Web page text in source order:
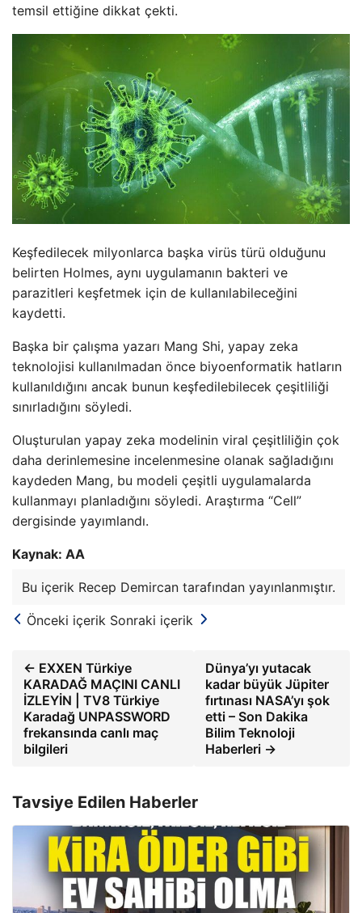
temsil ettiğine dikkat çekti.
Keşfedilecek milyonlarca başka virüs türü olduğunu
belirten Holmes, aynı uygulamanın bakteri ve
parazitleri keşfetmek için de kullanılabileceğini
kaydetti.
Başka bir çalışma yazarı Mang Shi, yapay zeka
teknolojisi kullanılmadan önce biyoenformatik hatların
kullanıldığını ancak bunun keşfedilebilecek çeşitliliği
sınırladığını söyledi.
Oluşturulan yapay zeka modelinin viral çeşitliliğin çok
daha derinlemesine incelenmesine olanak sağladığını
kaydeden Mang, bu modeli çeşitli uygulamalarda
kullanmayı planladığını söyledi. Araştırma “Cell”
dergisinde yayımlandı.
Kaynak: AA
Bu içerik Recep Demircan tarafından yayınlanmıştır.
Önceki içerik Sonraki içerik
← EXXEN Türkiye
KARADAĞ MAÇINI CANLI
İZLEYİN | TV8 Türkiye
Karadağ UNPASSWORD
frekansında canlı maç
bilgileri
Dünya’yı yutacak
kadar büyük Jüpiter
fırtınası NASA’yı şok
etti – Son Dakika
Bilim Teknoloji
Haberleri →
Tavsiye Edilen Haberler